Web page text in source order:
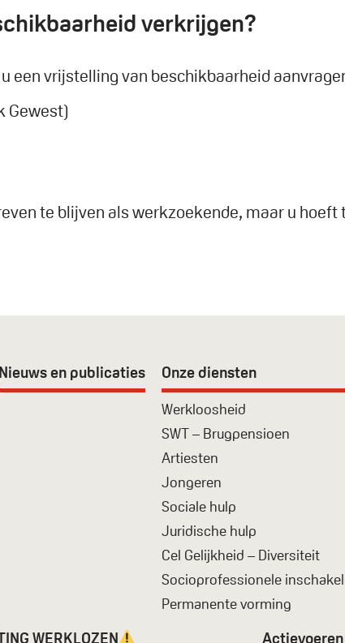
verkrijgen?
een vrijstelling van beschikbaarheid
Gewest)
te blijven als werkzoekende, maar u
Nieuws en publicaties Onze diensten
Werkloosheid
SWT – Brugpensioen
Artiesten
Jongeren
Sociale hulp
Juridische hulp
Cel Gelijkheid – Diversiteit
Socioprofessionele
Permanente vorming
WERKLOZEN Actievoeren